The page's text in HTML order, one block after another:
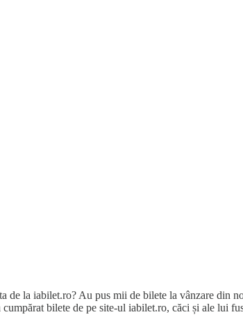
la iabilet.ro? Au pus mii de bilete la vânzare din
bilete de pe site-ul iabilet.ro, căci și ale lui